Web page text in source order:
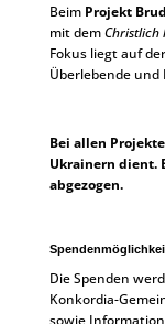
Beim Projekt
mit demChristlich
Fokus liegt auf
Überlebende
Bei allen
Ukrainern dient.
abgezogen.
Die Spenden
Konkordia-
sowie